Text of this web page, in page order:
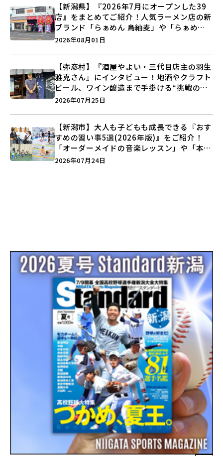
【新潟県】『2026年7月にオープンした39
店』をまとめてご紹介！人気ラーメン店の新
ブランド「らぁめん 鳥紬麦」や「らぁめん
しょうがの空」など盛りだくさん♪
2026年08月01日
【弥彦村】『酒屋やよい・三代目店主の羽生
雅克さん』にインタビュー！地酒やクラフト
ビール、ワイン醸造まで手掛ける“挑戦の歴
史”に迫る♪
2026年07月25日
【新潟市】大人も子どもも成長できる『おす
すめの習い事5選(2026年版)』をご紹介！
「オーダーメイドの音楽レッスン」や「本格
キックボクシング」で新しい自分を見つけよ
2026年07月24日